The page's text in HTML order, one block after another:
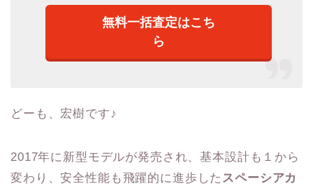
無料一括査定はこち
ら
どーも、宏樹です♪
2017年に新型モデルが発売され、基本設計も１から
変わり、安全性能も飛躍的に進歩した スペーシアカ